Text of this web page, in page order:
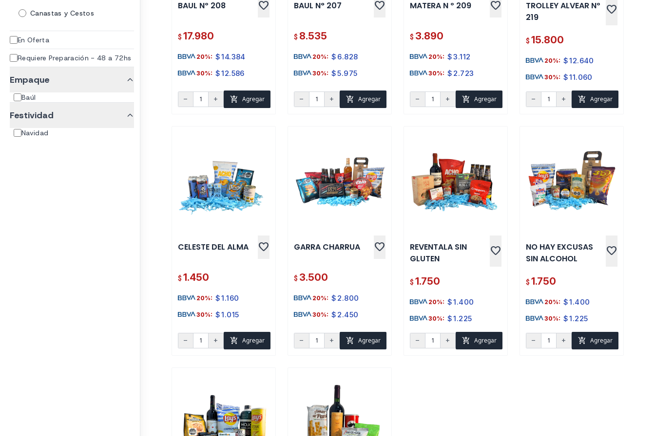
Canastas y Cestos
En Oferta
Requiere Preparación - 48 a 72hs
Empaque
Baúl
Festividad
Navidad
BAUL Nº 208 favorite
$ 17.980
20%: $14.384
30%: $12.586
remove add add_shopping_cart Agregar
BAUL N° 207 favorite
$ 8.535
20%: $ 6.828
30%: $5.975
remove add add_shopping_cart Agregar
MATERA N º 209 favorite
$ 3.890
20%: $3.112
30%: $ 2.723
remove add add_shopping_cart Agregar
TROLLEY ALVEAR Nº
219
favorite
$ 15.800
20%: $12.640
30%: $11.060
remove add add_shopping_cart Agregar
CELESTE DEL ALMA favorite
$ 1.450
20%: $1.160
30%: $1.015
remove add add_shopping_cart Agregar
GARRA CHARRUA favorite
$ 3.500
20%: $ 2.800
30%: $ 2.450
remove add add_shopping_cart Agregar
REVENTALA SIN
GLUTEN
favorite
$ 1.750
20%: $1.400
30%: $1.225
remove add add_shopping_cart Agregar
NO HAY EXCUSAS
SIN ALCOHOL
favorite
$ 1.750
20%: $1.400
30%: $1.225
remove add add_shopping_cart Agregar